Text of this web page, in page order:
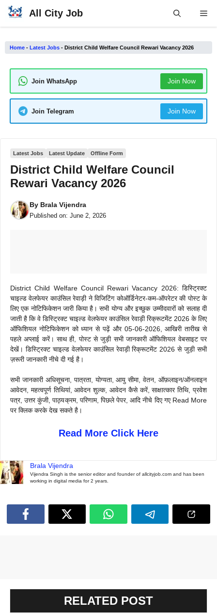
Skip
All City Job
Home - Latest Jobs - District Child Welfare Council Rewari Vacancy 2026
Join WhatsApp Join Now
Join Telegram Join Now
Latest Jobs Latest Update Offline Form
District Child Welfare Council
Rewari Vacancy 2026
By Brala Vijendra
Published on: June 2, 2026
District Child Welfare Council Rewari Vacancy 2026: डिस्ट्रिक्ट
चाइल्ड वेलफेयर काउंसिल रेवाड़ी ने विजिटिंग कोऑर्डिनेटर-कम-ऑपरेटर की पोस्ट के
लिए एक नोटिफिकेशन जारी किया है। सभी योग्य और इच्छुक उम्मीदवारों को सलाह दी
जाती है कि वे डिस्ट्रिक्ट चाइल्ड वेलफेयर काउंसिल रेवाड़ी रिक्रूटमेंट 2026 के लिए
ऑफिशियल नोटिफिकेशन को ध्यान से पढ़ें और 05-06-2026, आखिरी तारीख से
पहले अप्लाई करें। साथ ही, पोस्ट से जुड़ी सभी जानकारी ऑफिशियल वेबसाइट पर
देखें। डिस्ट्रिक्ट चाइल्ड वेलफेयर काउंसिल रेवाड़ी रिक्रूटमेंट 2026 से जुड़ी सभी
ज़रूरी जानकारी नीचे दी गई है।
सभी जानकारी अधिसूचना, पात्रता, योग्यता, आयु सीमा, वेतन, ऑफ़लाइन/ऑनलाइन
आवेदन, महत्वपूर्ण तिथियां, आवेदन शुल्क, आवेदन कैसे करें, साक्षात्कार तिथि, प्रवेश
पत्र, उत्तर कुंजी, पाठ्यक्रम, परिणाम, पिछले पेपर, आदि नीचे दिए गए Read More
पर क्लिक करके देख सकते है।
Read More Click Here
Brala Vijendra
Vijendra Singh is the senior editor and founder of allcityjob.com and has been
working in digital media for 2 years.
RELATED POST